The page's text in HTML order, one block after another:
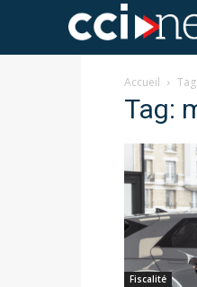
Accueil
Tag:
Fiscalité